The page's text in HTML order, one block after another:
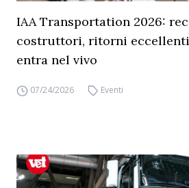
IAA Transportation 2026:
costruttori, ritorni eccellenti
entra nel vivo
07/24/2026 Eventi